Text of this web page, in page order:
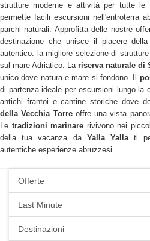
strutture moderne e attività per tutte le
permette facili escursioni nell'entroterra
parchi naturali. Approfitta delle nostre
destinazione che unisce il piacere
autentico. la migliore selezione di
sul mare Adriatico. La riserva naturale di
unico dove natura e mare si fondono. Il
di partenza ideale per escursioni lungo la
antichi frantoi e cantine storiche dove
della Vecchia Torreoffre una vista
Le tradizioni marinare rivivono nei
della tua vacanza da Yalla Yallati
autentiche esperienze abruzzesi.
Offerte
Last Minute
Destinazioni